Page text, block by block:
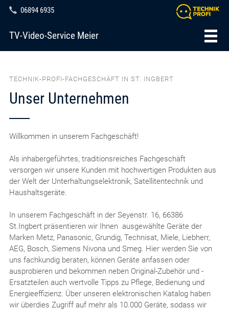
06894 6935
TV-Video-Service Meier
TECHNIK-PROFI-FACHGESCHÄFT IN ST. INGBERT
Unser Unternehmen
Willkommen in unserem Fachgeschäft!
Als inhabergeführtes, traditionsreiches Fachgeschäft
versorgen wir unsere Kunden mit hochwertigen Produkten aus
der Welt der Unterhaltungselektronik, Satellitentechnik und
Haushaltsgeräte.
In unserem Fachgeschäft in der Seyenstr. 16, 66386
St.Ingbert präsentieren wir Ihnen ausgewählte Geräte der
Marken Metz, Panasonic, Grundig, Technisat, Miele, Liebherr,
AEG, Bosch, Siemens Nivona und Smeg. Hier werden Sie von
uns fachkundig beraten, können Geräte anfassen oder
ausprobieren und bekommen neben Original-Zubehör und -
Ersatzteilen auch wertvolle Tipps zu Pflege, Bedienung und
Energieeffizienz. Über unseren elektronischen Katalog haben
wir überdies Zugriff auf mehr als 10.000 Geräte, sodass wir